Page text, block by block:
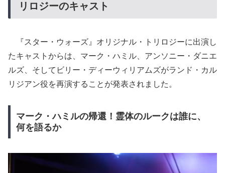
リロジーのキャスト
『スター・ウォーズ』オリジナル・トリロジーに出演し
たキャストからは、マーク・ハミル、アンソニー・ダニエ
ルズ、そしてビリー・ディーウィリアムズがランド・カル
リジアン役を再演することが発表されました。
マーク・ハミルの帰還！霊体のルークは誰に、
何を語るか